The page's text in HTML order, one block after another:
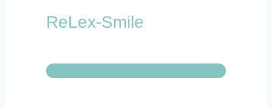
ReLex-Smile